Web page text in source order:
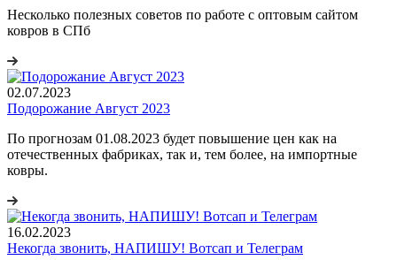
Несколько полезных советов по работе с оптовым сайтом
ковров в СПб
02.07.2023
Подорожание Август 2023
По прогнозам 01.08.2023 будет повышение цен как на
отечественных фабриках, так и, тем более, на импортные
ковры.
16.02.2023
Некогда звонить, НАПИШУ! Вотсап и Телеграм